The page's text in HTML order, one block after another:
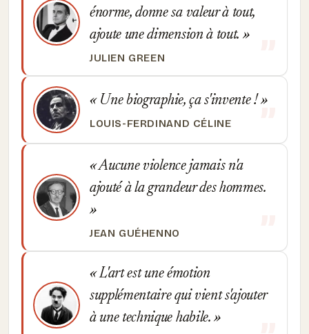
énorme, donne sa valeur à tout,
ajoute une dimension à tout.
JULIEN GREEN
Une biographie, ça s'invente !
LOUIS-FERDINAND CÉLINE
Aucune violence jamais n'a
ajouté à la grandeur des hommes.
JEAN GUÉHENNO
L'art est une émotion
supplémentaire qui vient s'ajouter
à une technique habile.